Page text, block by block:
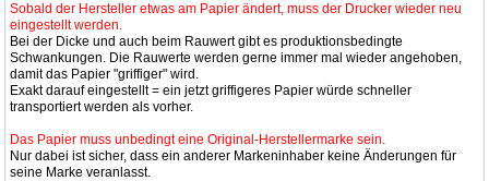
Sobald der Hersteller etwas am Papier ändert, muss der Drucker wieder neu
eingestellt werden.
Bei der Dicke und auch beim Rauwert gibt es produktionsbedingte
Schwankungen. Die Rauwerte werden gerne immer mal wieder angehoben,
damit das Papier "griffiger" wird.
Exakt darauf eingestellt = ein jetzt griffigeres Papier würde schneller
transportiert werden als vorher.
Das Papier muss unbedingt eine Original-Herstellermarke sein.
Nur dabei ist sicher, dass ein anderer Markeninhaber keine Änderungen für
seine Marke veranlasst.